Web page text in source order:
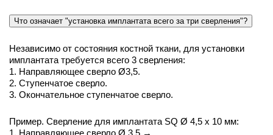
Что означает "установка имплантата всего за три сверления"?
Независимо от состояния костной ткани, для установки
имплантата требуется всего 3 сверления:
1. Направляющее сверло Ø3,5.
2. Ступенчатое сверло.
3. Окончательное ступенчатое сверло.
Пример. Сверление для имплантата SQ Ø 4,5 x 10 мм: